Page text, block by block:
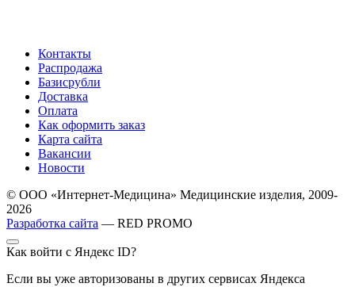
Контакты
Распродажа
Базисрубли
Доставка
Оплата
Как оформить заказ
Карта сайта
Вакансии
Новости
© ООО «Интернет-Медицина» Медицинские изделия, 2009-
2026
Разработка сайта — RED PROMO
Как войти с Яндекс ID?
Если вы уже авторизованы в других сервисах Яндекса